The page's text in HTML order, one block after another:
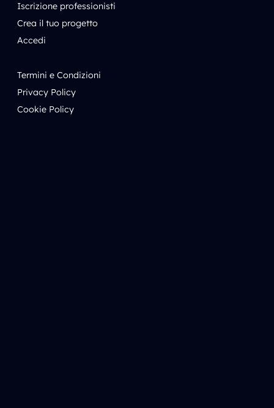
Iscrizione professionisti
Crea il tuo progetto
Accedi
Termini e Condizioni
Privacy Policy
Cookie Policy